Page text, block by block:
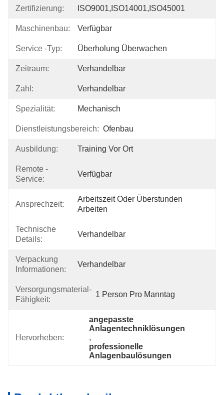
Zertifizierung: ISO9001,ISO14001,ISO45001
Maschinenbau: Verfügbar
Service -Typ: Überholung Überwachen
Zeitraum: Verhandelbar
Zahl: Verhandelbar
Spezialität: Mechanisch
Dienstleistungsbereich: Ofenbau
Ausbildung: Training Vor Ort
Remote -
Service:
Verfügbar
Ansprechzeit:
Arbeitszeit Oder Überstunden
Arbeiten
Technische
Details:
Verhandelbar
Verpackung
Informationen:
Verhandelbar
Versorgungsmaterial-
Fähigkeit:
1 Person Pro Manntag
Hervorheben:
angepasste
Anlagentechniklösungen
,
professionelle
Anlagenbaulösungen